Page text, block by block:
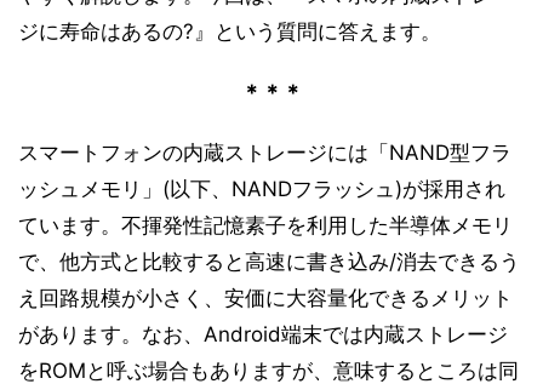
ジに寿命はあるの?』という質問に答えます。
＊＊＊
スマートフォンの内蔵ストレージには「NAND型フラ
ッシュメモリ」(以下、NANDフラッシュ)が採用され
ています。不揮発性記憶素子を利用した半導体メモリ
で、他方式と比較すると高速に書き込み/消去できるう
え回路規模が小さく、安価に大容量化できるメリット
があります。なお、Android端末では内蔵ストレージ
をROMと呼ぶ場合もありますが、意味するところは同